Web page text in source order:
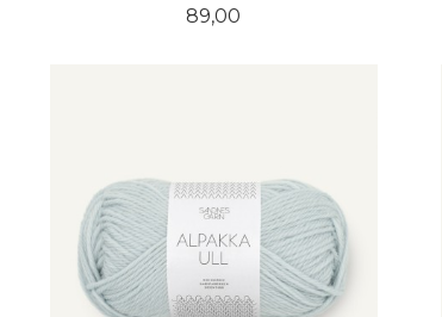
Pris
89,00